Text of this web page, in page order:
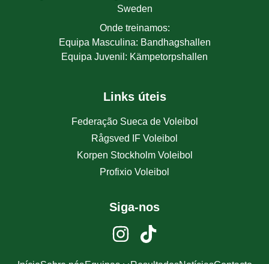
Sweden
Onde treinamos:
Equipa Masculina: Bandhagshallen
Equipa Juvenil : Kämpetorpshallen
Links úteis
Federação Sueca de Voleibol
Rågsved IF Voleibol
Korpen Stockholm Voleibol
Profixio Voleibol
Siga-nos